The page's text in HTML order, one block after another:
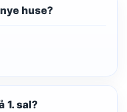
huse?
1. sal?